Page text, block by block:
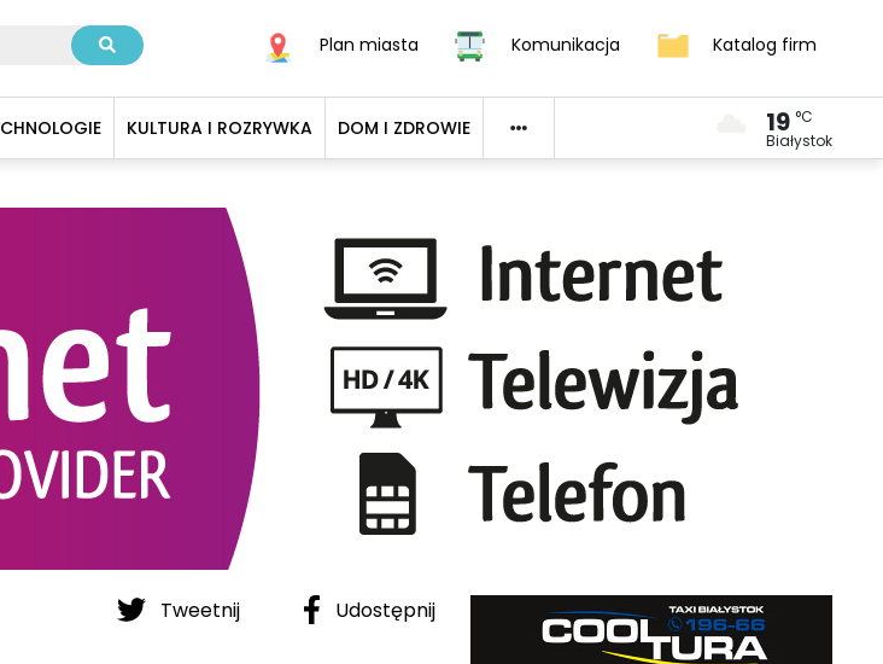
Plan miasta Komunikacja Katalog firm
KULTURA I ROZRYWKA DOM I ZDROWIE 19 °C
Białystok
Tweetnij Udostępnij